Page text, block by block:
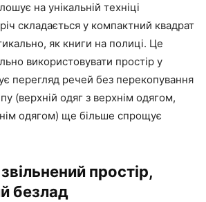
на унікальній техніці
складається у компактний квадрат
як книги на полиці. Це
використовувати простір у
перегляд речей без перекопування
(верхній одяг з верхнім одягом,
одягом) ще більше спрощує
простір,
безлад